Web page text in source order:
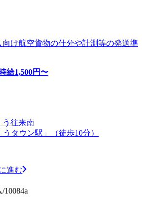
向け航空貨物の仕分や計測等の発送準
時給1,500円〜
う往来南
タウン駅」（徒歩10分）
進む